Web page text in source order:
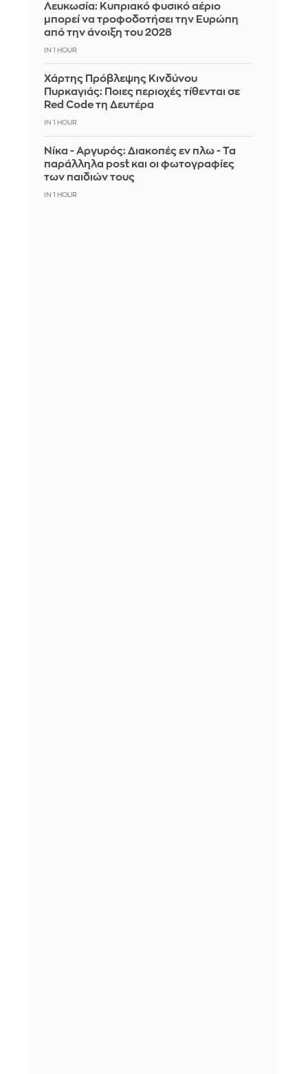
Λευκωσία: Κυπριακό φυσικό αέριο
μπορεί να τροφοδοτήσει την Ευρώπη
από την άνοιξη του 2028
IN 1 HOUR
Χάρτης Πρόβλεψης Κινδύνου
Πυρκαγιάς: Ποιες περιοχές τίθενται σε
Red Code τη Δευτέρα
IN 1 HOUR
Νίκα - Αργυρός: Διακοπές εν πλω - Τα
παράλληλα post και οι φωτογραφίες
των παιδιών τους
IN 1 HOUR